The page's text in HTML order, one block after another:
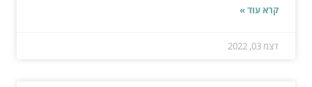
קרא עוד »
דצמ 03, 2022